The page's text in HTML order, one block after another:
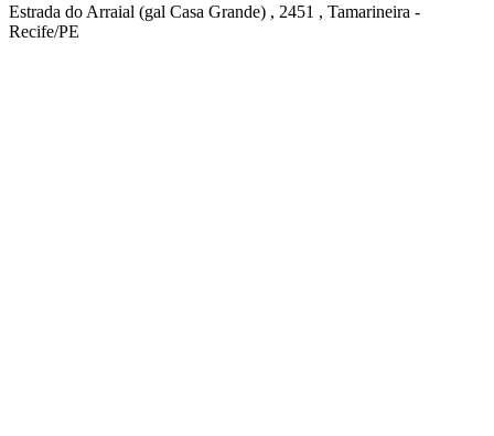
Estrada do Arraial (gal Casa Grande) , 2451 , Tamarineira -
Recife/PE